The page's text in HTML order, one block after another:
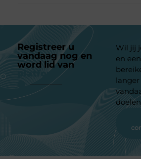
Registreer u
vandaag nog en
word lid van
platform
Wil jij
en